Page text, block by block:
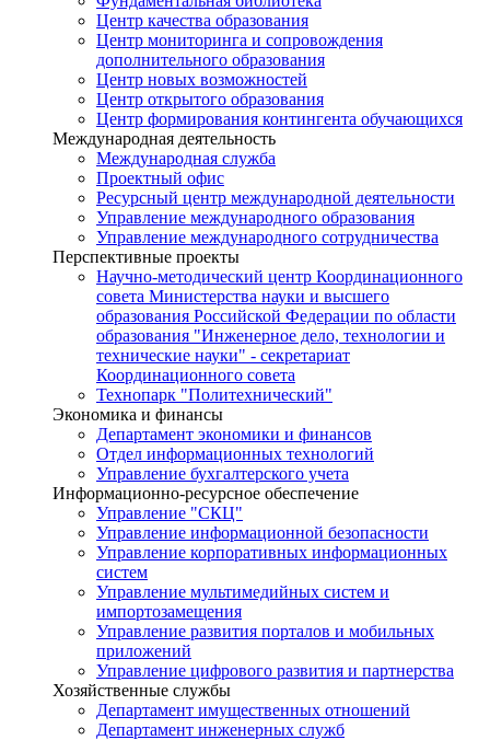
Центр качества образования
Центр мониторинга и сопровождения
дополнительного образования
Центр новых возможностей
Центр открытого образования
Центр формирования контингента обучающихся
Международная деятельность
Международная служба
Проектный офис
Ресурсный центр международной деятельности
Управление международного образования
Управление международного сотрудничества
Перспективные проекты
Научно-методический центр Координационного
совета Министерства науки и высшего
образования Российской Федерации по области
образования "Инженерное дело, технологии и
технические науки" - секретариат
Координационного совета
Технопарк "Политехнический"
Экономика и финансы
Департамент экономики и финансов
Отдел информационных технологий
Управление бухгалтерского учета
Информационно-ресурсное обеспечение
Управление "СКЦ"
Управление информационной безопасности
Управление корпоративных информационных
систем
Управление мультимедийных систем и
импортозамещения
Управление развития порталов и мобильных
приложений
Управление цифрового развития и партнерства
Хозяйственные службы
Департамент имущественных отношений
Департамент инженерных служб